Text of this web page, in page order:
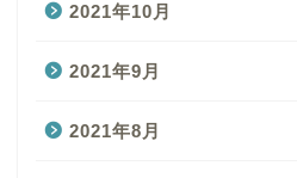
2021年10月
2021年9月
2021年8月